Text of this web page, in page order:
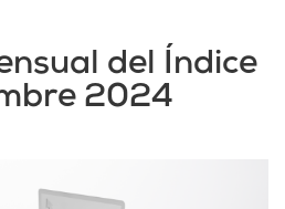
del Índice
2024